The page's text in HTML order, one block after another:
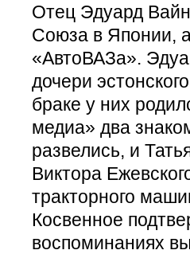
Отец Эдуард
Союза в Японии,
«АвтоВАЗа».
дочери
браке у них
медиа» два
развелись, и
Виктора
тракторного
Косвенное
воспоминаниях